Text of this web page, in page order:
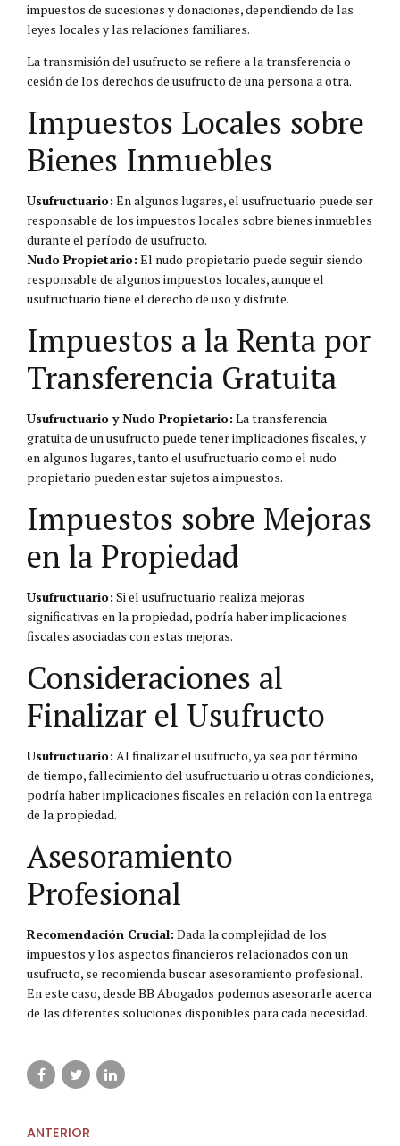
impuestos de sucesiones y donaciones, dependiendo de las
leyes locales y las relaciones familiares.
La transmisión del usufructo se refiere a la transferencia o
cesión de los derechos de usufructo de una persona a otra.
Impuestos Locales sobre
Bienes Inmuebles
Usufructuario: En algunos lugares, el usufructuario puede ser
responsable de los impuestos locales sobre bienes inmuebles
durante el período de usufructo.
Nudo Propietario: El nudo propietario puede seguir siendo
responsable de algunos impuestos locales, aunque el
usufructuario tiene el derecho de uso y disfrute.
Impuestos a la Renta por
Transferencia Gratuita
Usufructuario y Nudo Propietario: La transferencia
gratuita de un usufructo puede tener implicaciones fiscales, y
en algunos lugares, tanto el usufructuario como el nudo
propietario pueden estar sujetos a impuestos.
Impuestos sobre Mejoras
en la Propiedad
Usufructuario: Si el usufructuario realiza mejoras
significativas en la propiedad, podría haber implicaciones
fiscales asociadas con estas mejoras.
Consideraciones al
Finalizar el Usufructo
Usufructuario: Al finalizar el usufructo, ya sea por término
de tiempo, fallecimiento del usufructuario u otras condiciones,
podría haber implicaciones fiscales en relación con la entrega
de la propiedad.
Asesoramiento
Profesional
Recomendación Crucial: Dada la complejidad de los
impuestos y los aspectos financieros relacionados con un
usufructo, se recomienda buscar asesoramiento profesional.
En este caso, desde BB Abogados podemos asesorarle acerca
de las diferentes soluciones disponibles para cada necesidad.
ANTERIOR